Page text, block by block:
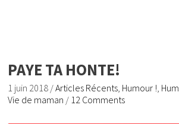
PAYE TA HONTE!
1 juin 2018 /Articles Récents, Humour !,
Vie de maman / 12 Comments